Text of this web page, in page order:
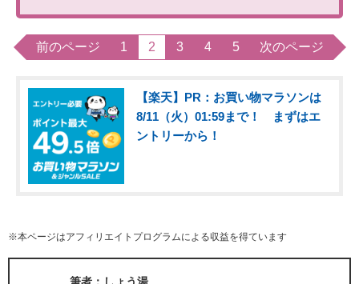
前のページ 1 2 3 4 5 次のページ
【楽天】PR：お買い物マラソンは
8/11（火）01:59まで！ まずはエ
ントリーから！
※本ページはアフィリエイトプログラムによる収益を得ています